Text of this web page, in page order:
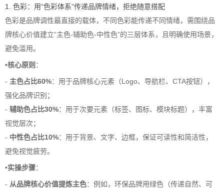
1. 色彩：用“色彩体系”传递品牌情绪，拒绝随意搭配
色彩是品牌调性最直接的载体，不同色彩能传递不同情绪，需围绕品
牌核心价值建立“主色-辅助色-中性色”的三层体系，且明确使用场景，
避免滥用。
•核心原则 ：
- 主色占比60%：用于品牌核心元素（Logo、导航栏、CTA按钮），
强化品牌识别；
- 辅助色占比30%：用于次要元素（标签、图标、模块标题），丰富
视觉层次；
- 中性色占比10%：用于背景、文字、边框，保证可读性和简洁性，
避免视觉疲劳。
•实操步骤：
- 从品牌核心价值提炼主色：例如，环保品牌用绿色（传递自然、可